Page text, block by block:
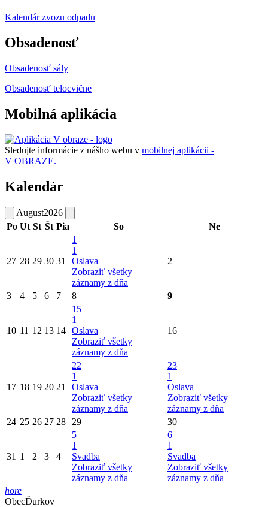
Kalendár zvozu odpadu
Obsadenosť
Obsadenosť sály
Obsadenosť telocvične
Mobilná aplikácia
Sledujte informácie z nášho webu v mobilnej aplikácii -
V OBRAZE.
Kalendár
August2026
Po Ut St Št Pia So Ne
27 28 29 30 31
1
1
Oslava
Zobraziť všetky
záznamy z dňa
2
3 4 5 6 7 8 9
10 11 12 13 14
15
1
Oslava
Zobraziť všetky
záznamy z dňa
16
17 18 19 20 21
22
1
Oslava
Zobraziť všetky
záznamy z dňa
23
1
Oslava
Zobraziť všetky
záznamy z dňa
24 25 26 27 28 29 30
31 1 2 3 4
5
1
Svadba
Zobraziť všetky
záznamy z dňa
6
1
Svadba
Zobraziť všetky
záznamy z dňa
hore
ObecĎurkov